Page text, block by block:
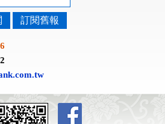
訂閱舊報